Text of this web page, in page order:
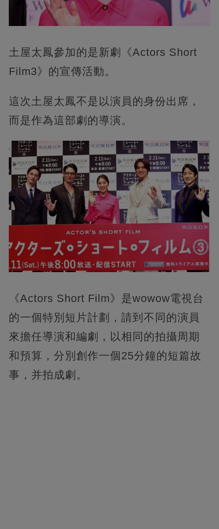
土屋太鳳參加的是新劇《Actors Short
Film3》的宣傳活動。
這次土屋太鳳不是以演員的身份出席，
而是作為這部劇的導演。
《Actors Short Film》是wowow電視台
的一個特別短片計劃，請到不同的演員
來擔任導演和編劇，以相同的拍攝周期
和預算，分別創作一個25分鐘的短篇故
事，并拍成劇。